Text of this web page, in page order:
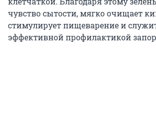
чувство сытости, мягко очищает
стимулирует пищеварение и
эффективной профилактикой